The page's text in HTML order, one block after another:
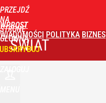
PRZEJDŹ
NA
STRONĘ
GŁÓWNĄ
WPROST
WIADOMOŚCI POLITYKA BIZNES
ŚWIAT